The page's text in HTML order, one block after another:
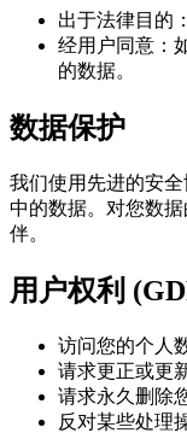
出于法律目的
经用户同意：
的数据。
数据保护
我们使用先进的安
中的数据。对您数
伴。
用户权利
访问您的个人
请求更正或更
请求永久删除
反对某些处理